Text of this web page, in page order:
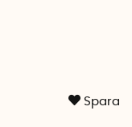
Spara